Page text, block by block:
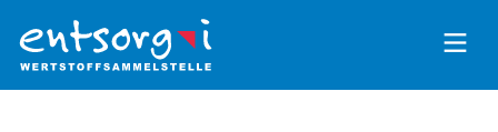
Inhalt
der
Seite